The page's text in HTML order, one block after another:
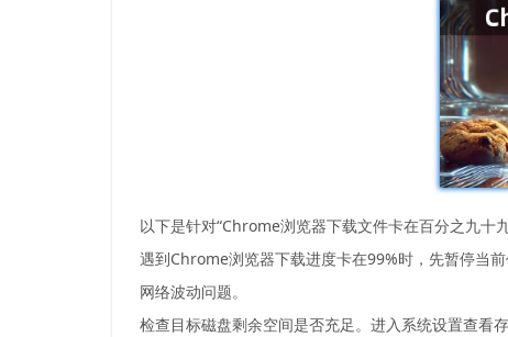
以下是针对“Chrome浏览器下载文件卡在百分之九十
遇到Chrome浏览器下载进度卡在99%时，先暂停当
网络波动问题。
检查目标磁盘剩余空间是否充足。进入系统设置查看